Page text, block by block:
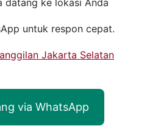
datang ke lokasi Anda
untuk respon cepat.
Jakarta Selatan
via WhatsApp